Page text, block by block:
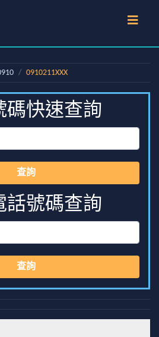
0910211XXX
碼快速查詢
查詢
話號碼查詢
查詢